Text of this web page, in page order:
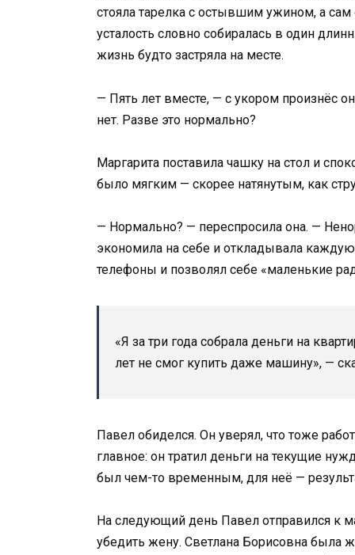
стояла тарелка с остывшим ужином, а сам
усталость словно собиралась в один
жизнь будто застряла на месте.
— Пять лет вместе, — с укором произнёс
нет. Разве это нормально?
Маргарита поставила чашку на стол и
было мягким — скорее натянутым, как
— Нормально? — переспросила она. —
экономила на себе и откладывала
телефоны и позволял себе «маленькие
«Я за три года собрала деньги на
лет не смог купить даже машину», —
Павел обиделся. Он уверял, что тоже
главное: он тратил деньги на текущие
был чем-то временным, для неё —
На следующий день Павел отправился к
убедить жену. Светлана Борисовна была